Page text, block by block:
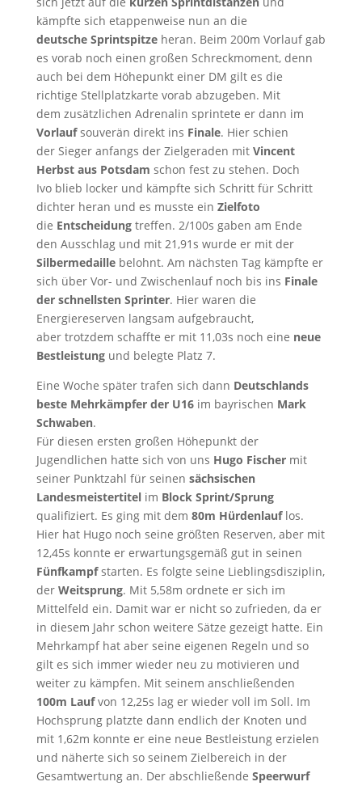
kämpfte sich etappenweise nun an die
deutsche Sprintspitzeheran. Beim 200m Vorlauf gab
es vorab noch einen großen Schreckmoment, denn
auch bei dem Höhepunkt einer DM gilt es die
richtige Stellplatzkarte vorab abzugeben. Mit
dem zusätzlichen Adrenalin sprintete er dann im
Vorlaufsouverän direkt ins Finale. Hier schien
der Sieger anfangs der Zielgeraden mit Vincent
Herbst aus Potsdam schon fest zu stehen. Doch
Ivo blieb locker und kämpfte sich Schritt für Schritt
dichter heran und es musste ein Zielfoto
die Entscheidungtreffen. 2/100s gaben am Ende
den Ausschlag und mit 21,91s wurde er mit der
Silbermedaillebelohnt. Am nächsten Tag kämpfte er
sich über Vor- und Zwischenlauf noch bis ins Finale
der schnellsten Sprinter. Hier waren die
Energiereserven langsam aufgebraucht,
aber trotzdem schaffte er mit 11,03s noch eine neue
Bestleistungund belegte Platz 7.
Eine Woche später trafen sich dann Deutschlands
beste Mehrkämpfer der U16im bayrischen Mark
Schwaben.
Für diesen ersten großen Höhepunkt der
Jugendlichen hatte sich von uns Hugo Fischermit
seiner Punktzahl für seinen sächsischen
Landesmeistertitelim Block Sprint/Sprung
qualifiziert. Es ging mit dem 80m Hürdenlauflos.
Hier hat Hugo noch seine größten Reserven, aber mit
12,45s konnte er erwartungsgemäß gut in seinen
Fünfkampfstarten. Es folgte seine Lieblingsdisziplin,
der Weitsprung. Mit 5,58m ordnete er sich im
Mittelfeld ein. Damit war er nicht so zufrieden, da er
in diesem Jahr schon weitere Sätze gezeigt hatte. Ein
Mehrkampf hat aber seine eigenen Regeln und so
gilt es sich immer wieder neu zu motivieren und
weiter zu kämpfen. Mit seinem anschließenden
100m Laufvon 12,25s lag er wieder voll im Soll. Im
Hochsprung platzte dann endlich der Knoten und
mit 1,62m konnte er eine neue Bestleistung erzielen
und näherte sich so seinem Zielbereich in der
Gesamtwertung an. Der abschließende Speerwurf